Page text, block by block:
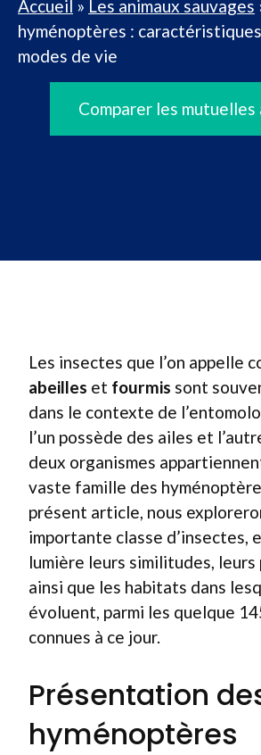
Accueil » Les animaux sauvages
hyménoptères :
modes de vie
Comparer les mutuelles
Les insectes que l’on appelle
abeilles et fourmis sont
dans le contexte de
l’un possède des ailes et
deux organismes
vaste famille des
présent article, nous
importante classe d’insectes,
lumière leurs similitudes,
ainsi que les habitats dans
évoluent, parmi les quelque
connues à ce jour.
Présentation
hyménoptères